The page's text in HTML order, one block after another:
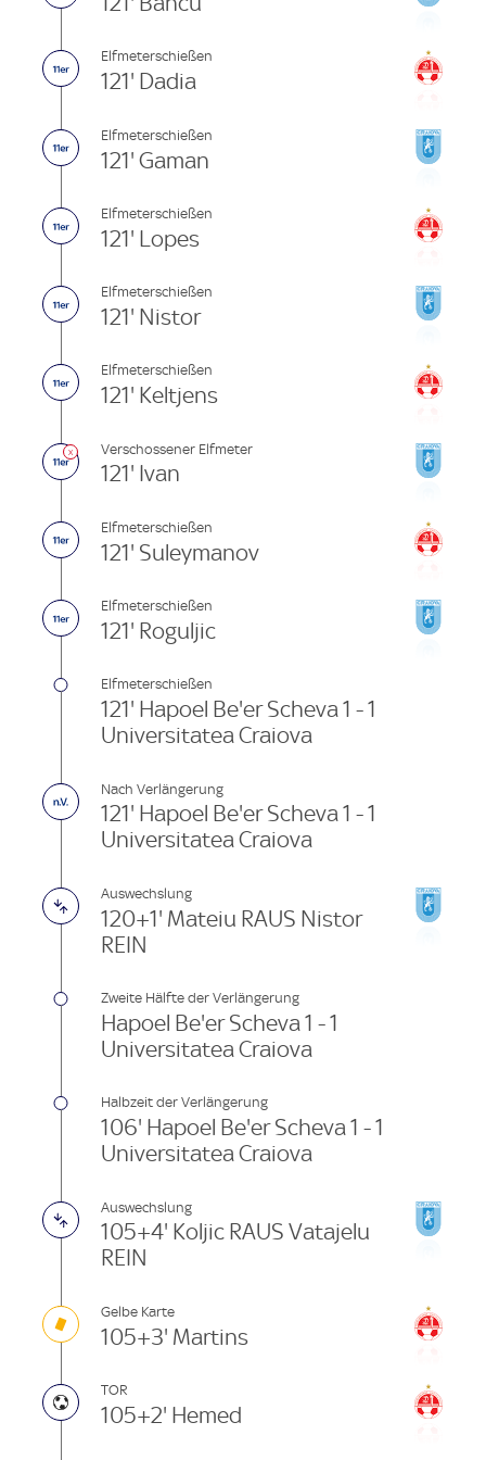
Elfmeterschießen
121' Dadia
Elfmeterschießen
121' Gaman
Elfmeterschießen
121' Lopes
Elfmeterschießen
121' Nistor
Elfmeterschießen
121' Keltjens
Verschossener Elfmeter
121' Ivan
Elfmeterschießen
121' Suleymanov
Elfmeterschießen
121' Roguljic
Elfmeterschießen
121' Hapoel Be'er Scheva 1 - 1
Universitatea Craiova
Nach Verlängerung
121' Hapoel Be'er Scheva 1 - 1
Universitatea Craiova
Auswechslung
120+1' Mateiu RAUS Nistor
REIN
Zweite Hälfte der Verlängerung
Hapoel Be'er Scheva 1 - 1
Universitatea Craiova
Halbzeit der Verlängerung
106' Hapoel Be'er Scheva 1 - 1
Universitatea Craiova
Auswechslung
105+4' Koljic RAUS Vatajelu
REIN
Gelbe Karte
105+3' Martins
TOR
105+2' Hemed